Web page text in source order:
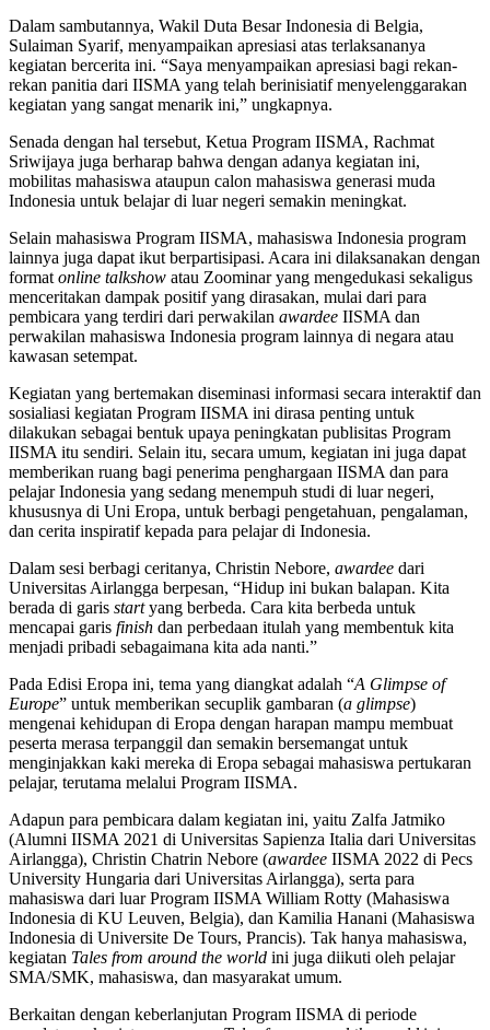
Dalam sambutannya, Wakil Duta Besar Indonesia di Belgia,
Sulaiman Syarif, menyampaikan apresiasi atas terlaksananya
kegiatan bercerita ini. “Saya menyampaikan apresiasi bagi rekan-
rekan panitia dari IISMA yang telah berinisiatif menyelenggarakan
kegiatan yang sangat menarik ini,” ungkapnya.
Senada dengan hal tersebut, Ketua Program IISMA, Rachmat
Sriwijaya juga berharap bahwa dengan adanya kegiatan ini,
mobilitas mahasiswa ataupun calon mahasiswa generasi muda
Indonesia untuk belajar di luar negeri semakin meningkat.
Selain mahasiswa Program IISMA, mahasiswa Indonesia program
lainnya juga dapat ikut berpartisipasi. Acara ini dilaksanakan dengan
formatonline talkshow atau Zoominar yang mengedukasi sekaligus
menceritakan dampak positif yang dirasakan, mulai dari para
pembicara yang terdiri dari perwakilan awardee IISMA dan
perwakilan mahasiswa Indonesia program lainnya di negara atau
kawasan setempat.
Kegiatan yang bertemakan diseminasi informasi secara interaktif dan
sosialiasi kegiatan Program IISMA ini dirasa penting untuk
dilakukan sebagai bentuk upaya peningkatan publisitas Program
IISMA itu sendiri. Selain itu, secara umum, kegiatan ini juga dapat
memberikan ruang bagi penerima penghargaan IISMA dan para
pelajar Indonesia yang sedang menempuh studi di luar negeri,
khususnya di Uni Eropa, untuk berbagi pengetahuan, pengalaman,
dan cerita inspiratif kepada para pelajar di Indonesia.
Dalam sesi berbagi ceritanya, Christin Nebore, awardee dari
Universitas Airlangga berpesan, “Hidup ini bukan balapan. Kita
berada di garis startyang berbeda. Cara kita berbeda untuk
mencapai garis finish dan perbedaan itulah yang membentuk kita
menjadi pribadi sebagaimana kita ada nanti.”
Pada Edisi Eropa ini, tema yang diangkat adalah “A Glimpse of
Europe” untuk memberikan secuplik gambaran (a glimpse)
mengenai kehidupan di Eropa dengan harapan mampu membuat
peserta merasa terpanggil dan semakin bersemangat untuk
menginjakkan kaki mereka di Eropa sebagai mahasiswa pertukaran
pelajar, terutama melalui Program IISMA.
Adapun para pembicara dalam kegiatan ini, yaitu Zalfa Jatmiko
(Alumni IISMA 2021 di Universitas Sapienza Italia dari Universitas
Airlangga), Christin Chatrin Nebore (awardee IISMA 2022 di Pecs
University Hungaria dari Universitas Airlangga), serta para
mahasiswa dari luar Program IISMA William Rotty (Mahasiswa
Indonesia di KU Leuven, Belgia), dan Kamilia Hanani (Mahasiswa
Indonesia di Universite De Tours, Prancis). Tak hanya mahasiswa,
kegiatan Tales from around the world ini juga diikuti oleh pelajar
SMA/SMK, mahasiswa, dan masyarakat umum.
Berkaitan dengan keberlanjutan Program IISMA di periode